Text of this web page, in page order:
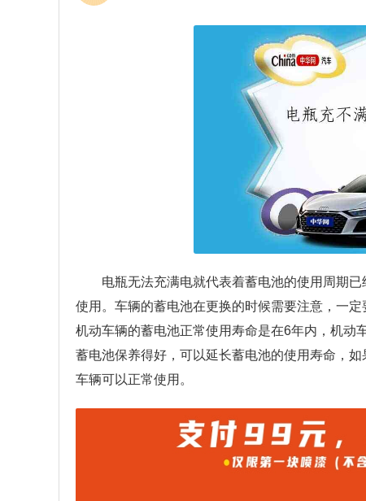
电瓶无法充满电就代表着蓄电池的使用周期
使用。车辆的蓄电池在更换的时候需要注意，一
机动车辆的蓄电池正常使用寿命是在6年内，机动
蓄电池保养得好，可以延长蓄电池的使用寿命，
车辆可以正常使用。